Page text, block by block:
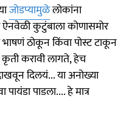
जोडप्यामुळेलोकांना
कुटुंबाला कोणासमोर
ठोकून किंवा पोस्ट टाकून
कृती करावी लागते, हेच
दिलयं... या अनोख्या
पाडला.... हे मात्र